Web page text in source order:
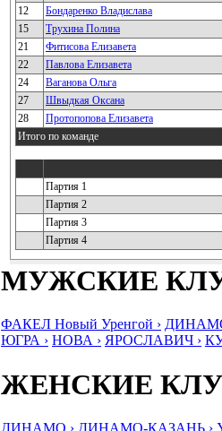
12 Бондаренко Владислава
15 Трухина Полина
21 Фитисова Елизавета
22 Павлова Елизавета
24 Ваганова Ольга
27 Швыдкая Оксана
28 Протопопова Елизавета
Итого по команде
Партия 1
Партия 2
Партия 3
Партия 4
МУЖСКИЕ
ФАКЕЛ Новый Уренгой › ДИНАМО
ЮГРА › НОВА › ЯРОСЛАВИЧ ›
ЖЕНСКИЕ